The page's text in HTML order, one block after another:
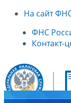
На сайт
ФНС
Контакт-